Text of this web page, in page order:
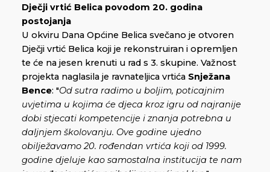
Dječji vrtić Belica povodom 20. godina
postojanja
U okviru Dana Općine Belica svečano je otvoren
Dječji vrtić Belica koji je rekonstruiran i opremljen
te će na jesen krenuti u rad s 3. skupine. Važnost
projekta naglasila je ravnateljica vrtića Snježana
Bence: "Od sutra radimo u boljim, poticajnim
uvjetima u kojima će djeca kroz igru od najranije
dobi stjecati kompetencije i znanja potrebna u
daljnjem školovanju. Ove godine ujedno
obilježavamo 20. rođendan vrtića koji od 1999.
godine djeluje kao samostalna institucija te nam